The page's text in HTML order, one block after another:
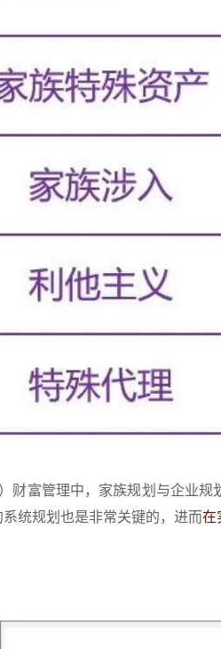
财富管理中，家族规划与企业
统规划也是非常关键的，进而在